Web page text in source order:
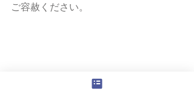
ご容赦ください。